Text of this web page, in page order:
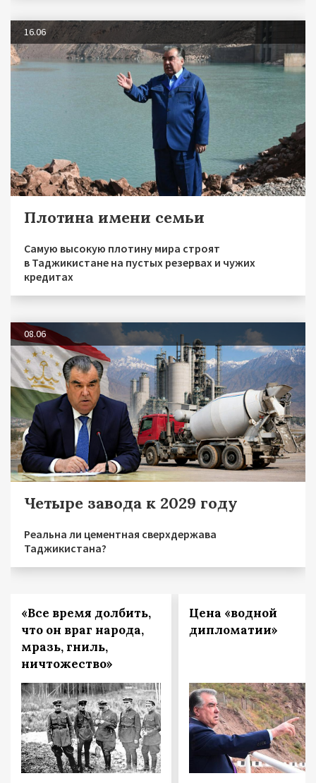
16.06
Плотина имени семьи
Самую высокую плотину мира строят
в Таджикистане на пустых резервах и чужих
кредитах
08.06
Четыре завода к 2029 году
Реальна ли цементная сверхдержава
Таджикистана?
«Все время долбить,
что он враг народа,
мразь, гниль,
ничтожество»
Цена «водной
дипломатии»